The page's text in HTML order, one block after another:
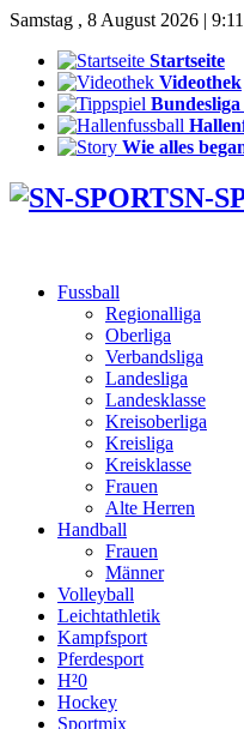
Samstag , 8 August 2026 |
Startseite
Videothek
Wie alles
SN-
Fussball
Regionalliga
Oberliga
Verbandsliga
Landesliga
Landesklasse
Kreisoberliga
Kreisliga
Kreisklasse
Frauen
Alte Herren
Handball
Frauen
Männer
Volleyball
Leichtathletik
Kampfsport
Pferdesport
H²0
Hockey
Sportmix